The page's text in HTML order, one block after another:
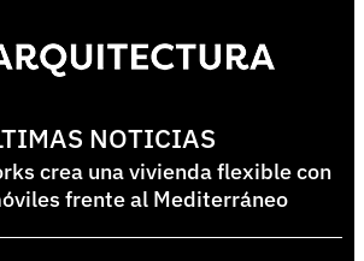
NOTICIAS
crea una vivienda flexible con
frente al Mediterráneo